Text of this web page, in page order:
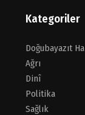
Kategoriler
Doğubayazıt
Ağrı
Dinî
Politika
Sağlık